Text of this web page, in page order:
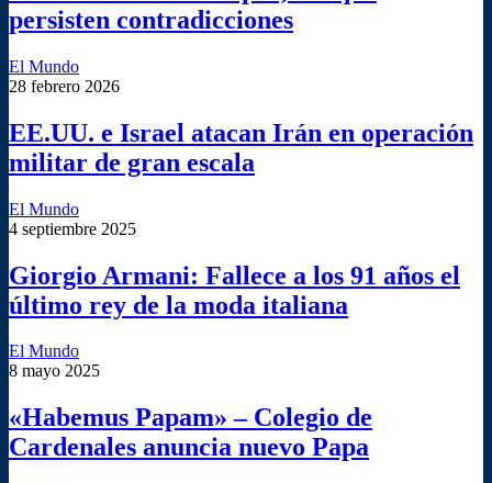
persisten contradicciones
El Mundo
28 febrero 2026
EE.UU. e Israel atacan Irán en operación
militar de gran escala
El Mundo
4 septiembre 2025
Giorgio Armani: Fallece a los 91 años el
último rey de la moda italiana
El Mundo
8 mayo 2025
«Habemus Papam» – Colegio de
Cardenales anuncia nuevo Papa